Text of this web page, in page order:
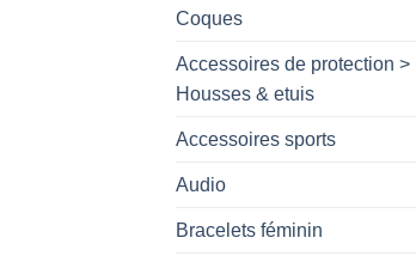
Coques
Accessoires de protection >
Housses & etuis
Accessoires sports
Audio
Bracelets féminin